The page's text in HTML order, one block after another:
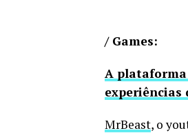
/ Games:
A plataforma
experiências
MrBeast, o